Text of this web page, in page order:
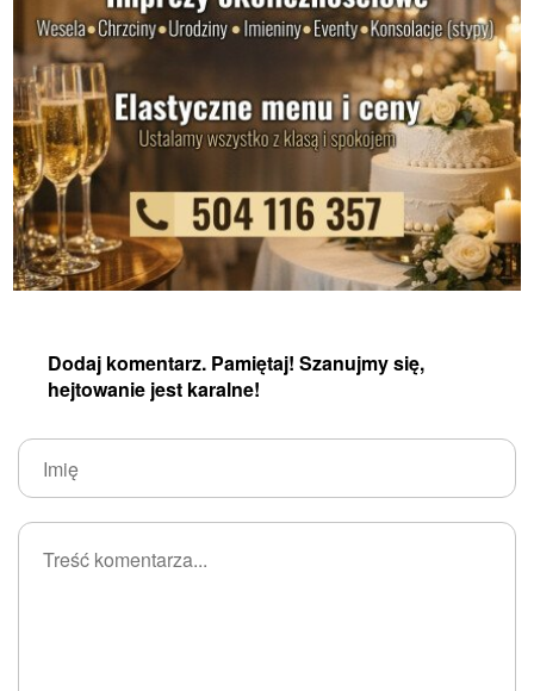
Dodaj komentarz. Pamiętaj! Szanujmy się,
hejtowanie jest karalne!